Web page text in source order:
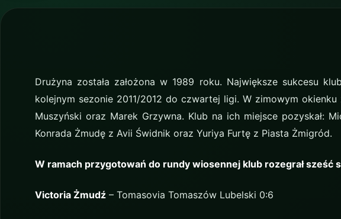
Drużyna została założona w 1989 roku. Największe sukcesu
kolejnym sezonie 2011/2012 do czwartej ligi. W zimowym
Muszyński oraz Marek Grzywna. Klub na ich miejsce pozyskał:
Konrada Żmudę z Avii Świdnik oraz Yuriya Furtę z Piasta Żmigród.
W ramach przygotowań do rundy wiosennej klub rozegrał sześć
Victoria Żmudź– Tomasovia Tomaszów Lubelski 0:6